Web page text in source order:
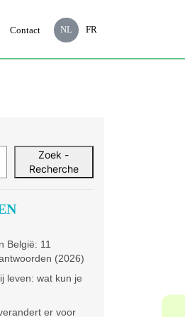
Contact NL FR
Zoek -
Recherche
België: 11
(2026)
leven: wat kun je
er voor